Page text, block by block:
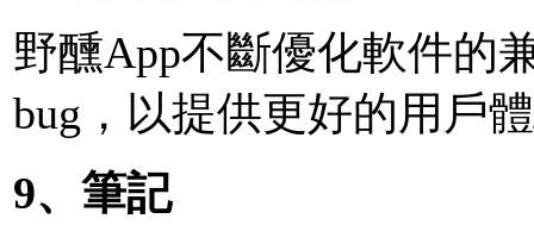
野醺App不斷優化軟件的
bug，以提供更好的用戶
9、筆記